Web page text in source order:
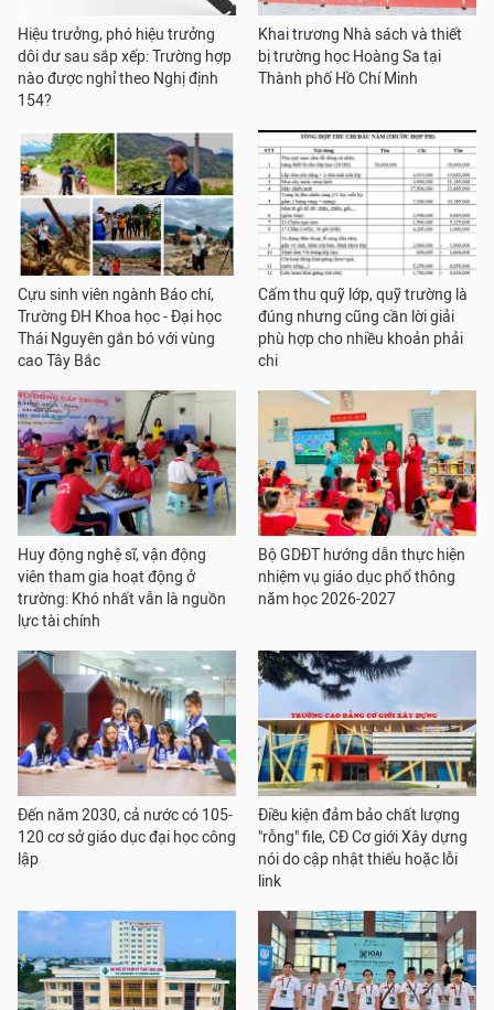
Hiệu trưởng, phó hiệu trưởng
dôi dư sau sắp xếp: Trường hợp
nào được nghỉ theo Nghị định
154?
Khai trương Nhà sách và thiết
bị trường học Hoàng Sa tại
Thành phố Hồ Chí Minh
Cựu sinh viên ngành Báo chí,
Trường ĐH Khoa học - Đại học
Thái Nguyên gắn bó với vùng
cao Tây Bắc
Cấm thu quỹ lớp, quỹ trường là
đúng nhưng cũng cần lời giải
phù hợp cho nhiều khoản phải
chi
Huy động nghệ sĩ, vận động
viên tham gia hoạt động ở
trường: Khó nhất vẫn là nguồn
lực tài chính
Bộ GDĐT hướng dẫn thực hiện
nhiệm vụ giáo dục phổ thông
năm học 2026-2027
Đến năm 2030, cả nước có 105-
120 cơ sở giáo dục đại học công
lập
Điều kiện đảm bảo chất lượng
"rỗng" file, CĐ Cơ giới Xây dựng
nói do cập nhật thiếu hoặc lỗi
link